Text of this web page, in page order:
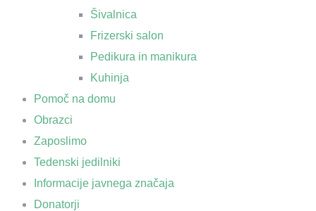
Šivalnica
Frizerski salon
Pedikura in manikura
Kuhinja
Pomoč na domu
Obrazci
Zaposlimo
Tedenski jedilniki
Informacije javnega značaja
Donatorji